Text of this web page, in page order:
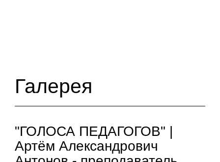
Галерея
"ГОЛОСА ПЕДАГОГОВ" |
Артём Александрович